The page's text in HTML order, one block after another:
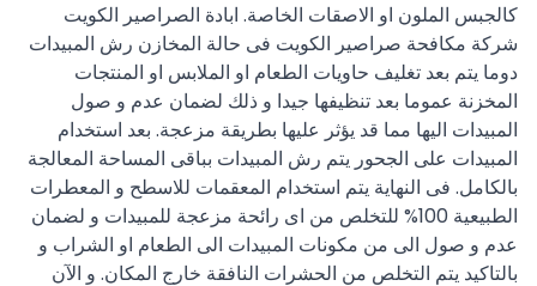
كالجبس الملون او الاصقات الخاصة. ابادة الصراصير الكويت
شركة مكافحة صراصير الكويت فى حالة المخازن رش المبيدات
دوما يتم بعد تغليف حاويات الطعام او الملابس او المنتجات
المخزنة عموما بعد تنظيفها جيدا و ذلك لضمان عدم و صول
المبيدات اليها مما قد يؤثر عليها بطريقة مزعجة. بعد استخدام
المبيدات على الجحور يتم رش المبيدات بباقى المساحة المعالجة
بالكامل. فى النهاية يتم استخدام المعقمات للاسطح و المعطرات
الطبيعية 100% للتخلص من اى رائحة مزعجة للمبيدات و لضمان
عدم و صول الى من مكونات المبيدات الى الطعام او الشراب و
بالتاكيد يتم التخلص من الحشرات النافقة خارج المكان. و الآن